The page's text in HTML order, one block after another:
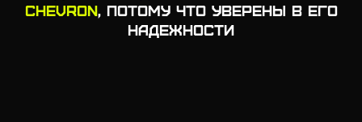
CHEVRON, ПОТОМУ ЧТО УВЕРЕНЫ В ЕГО
НАДЕЖНОСТИ